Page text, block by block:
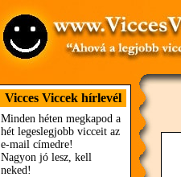
Vicces Viccek hírlevél
Minden héten megkapod a
hét legeslegjobb vicceit az
e-mail címedre!
Nagyon jó lesz, kell
neked!